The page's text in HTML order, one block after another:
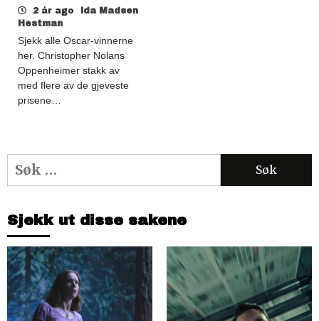
2 år ago
Ida Madsen
Hestman
Sjekk alle Oscar-vinnerne
her. Christopher Nolans
Oppenheimer stakk av
med flere av de gjeveste
prisene…
Søk
etter:
Sjekk ut disse sakene